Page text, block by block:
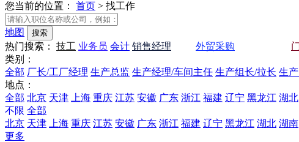
您当前的位置： 首页 > 找工作
地图
热门搜索： 技工 业务员 会计 销售经理 外贸采购
类别：
全部 厂长/工厂经理 生产总监 生产经理/车间主任 生产组长/拉长 生
地点：
全部 北京 天津 上海 重庆 江苏 安徽 广东 浙江 福建 辽宁 黑龙江 湖北
不限 全部
北京 天津 上海 重庆 江苏 安徽 广东 浙江 福建 辽宁 黑龙江 湖北 湖南
更多